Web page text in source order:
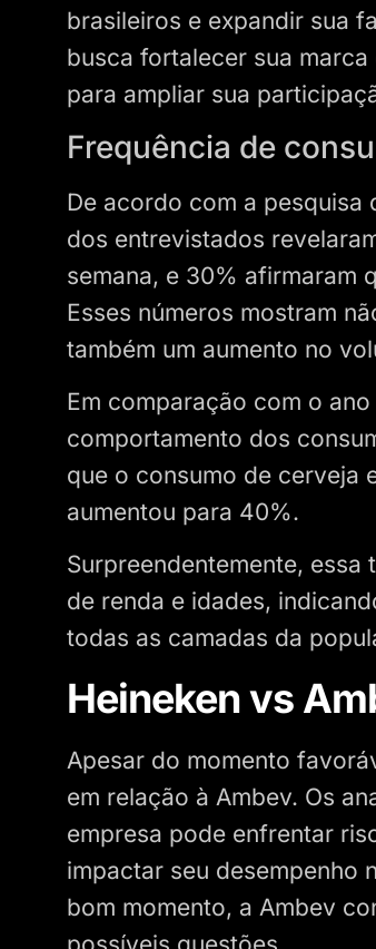
brasileiros e expandir sua
busca fortalecer sua
para ampliar sua
Frequência de
De acordo com a pesquisa
dos entrevistados
semana, e 30% afirmaram
Esses números mostram
também um aumento no
Em comparação com o
comportamento dos
que o consumo de cerveja
aumentou para 40%.
Surpreendentemente,
de renda e idades,
todas as camadas da
Heineken vs
Apesar do momento
em relação à Ambev. Os
empresa pode enfrentar
impactar seu desempenho
bom momento, a Ambev